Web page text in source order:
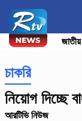
জাতীয়
চাকরি
নিয়োগ দিচ্ছে
আরটিভি নিউজ